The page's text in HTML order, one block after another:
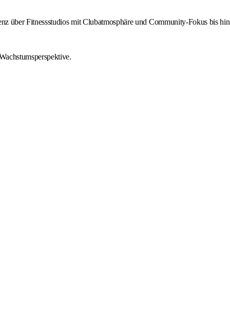
über Fitnessstudios mit Clubatmosphäre und Community-Fokus bis hin